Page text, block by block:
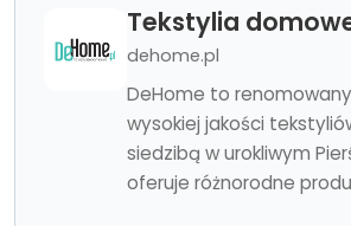
Tekstylia
dehome.pl
DeHome to
wysokiej jakości
siedzibą w urokliwym
oferuje różnorodne